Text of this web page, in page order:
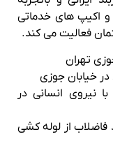
و اکیپ های خدماتی
فعالیت می کند.
تهران
خیابان جوزی
نیروی انسانی در
از لوله کشی